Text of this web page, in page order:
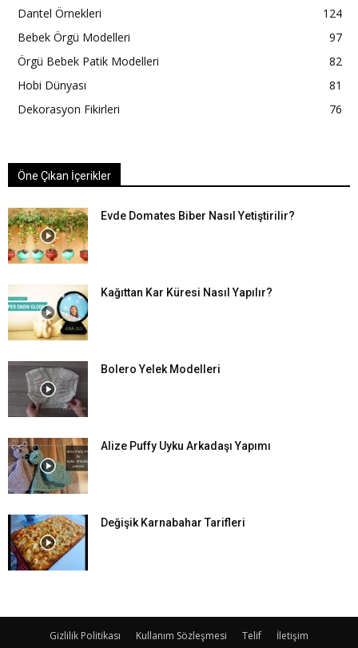
Dantel Örnekleri
124
Bebek Örgü Modelleri
97
Örgü Bebek Patik Modelleri
82
Hobi Dünyası
81
Dekorasyon Fikirleri
76
Öne Çıkan İçerikler
Evde Domates Biber Nasıl Yetiştirilir?
Kağıttan Kar Küresi Nasıl Yapılır?
Bolero Yelek Modelleri
Alize Puffy Uyku Arkadaşı Yapımı
Değişik Karnabahar Tarifleri
Gizlilik Politikası Kullanım Sözleşmesi Telif İletişim